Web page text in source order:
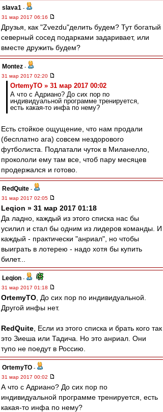
slava1 -
31 мар 2017 06:16
Друзья, как "Zvezdu"делить будем? Тут богатый
северный сосед подарками задаривает, или
вместе дружить будем?
Montez -
31 мар 2017 02:20
OrtemyTO » 31 мар 2017 00:02
А что с Адриано? До сих пор по
индивидуальной программе тренируется,
есть какая-то инфа по нему?
Есть стойкое ощущение, что нам продали
(бесплатно ага) совсем нездорового
футболиста. Подлатали чуток в Миланелло,
прокололи ему там все, чтоб пару месяцев
продержался и готово.
RedQuite -
31 мар 2017 02:05
Leqion » 31 мар 2017 01:18
Да ладно, каждый из этого списка нас бы
усилил и стал бы одним из лидеров команды. И
каждый - практически "анриал", но чтобы
выиграть в лотерею - надо хотя бы купить
билет...
Leqion -
31 мар 2017 01:18
OrtemyTO , До сих пор по индивидуальной.
Другой инфы нет.
RedQuite , Если из этого списка и брать кого так
это Зиеша или Тадича. Но это анриал. Они
тупо не поедут в Россию.
OrtemyTO -
31 мар 2017 00:02
А что с Адриано? До сих пор по
индивидуальной программе тренируется, есть
какая-то инфа по нему?